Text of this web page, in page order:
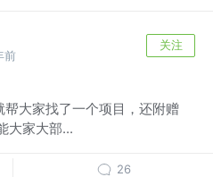
前
关注
大家找了一个项目，还附赠
大家大部...
26